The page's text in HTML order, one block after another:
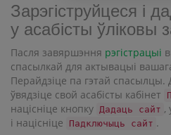
Зарэгіструйцеся і
у асабісты ўліковы
Пасля завяршэння рэгістрацыі
спасылкай для актывацыі вашага
Перайдзіце па гэтай
ўвядзіце свой асабісты кабінет
націсніце кнопку Дадаць сайт ,
і націсніце
Падключыць сайт .